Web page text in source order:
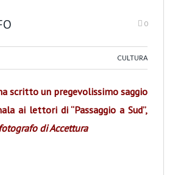
0
CULTURA
scritto un pregevolissimo saggio
ai lettori di “Passaggio a Sud”,
di Accettura